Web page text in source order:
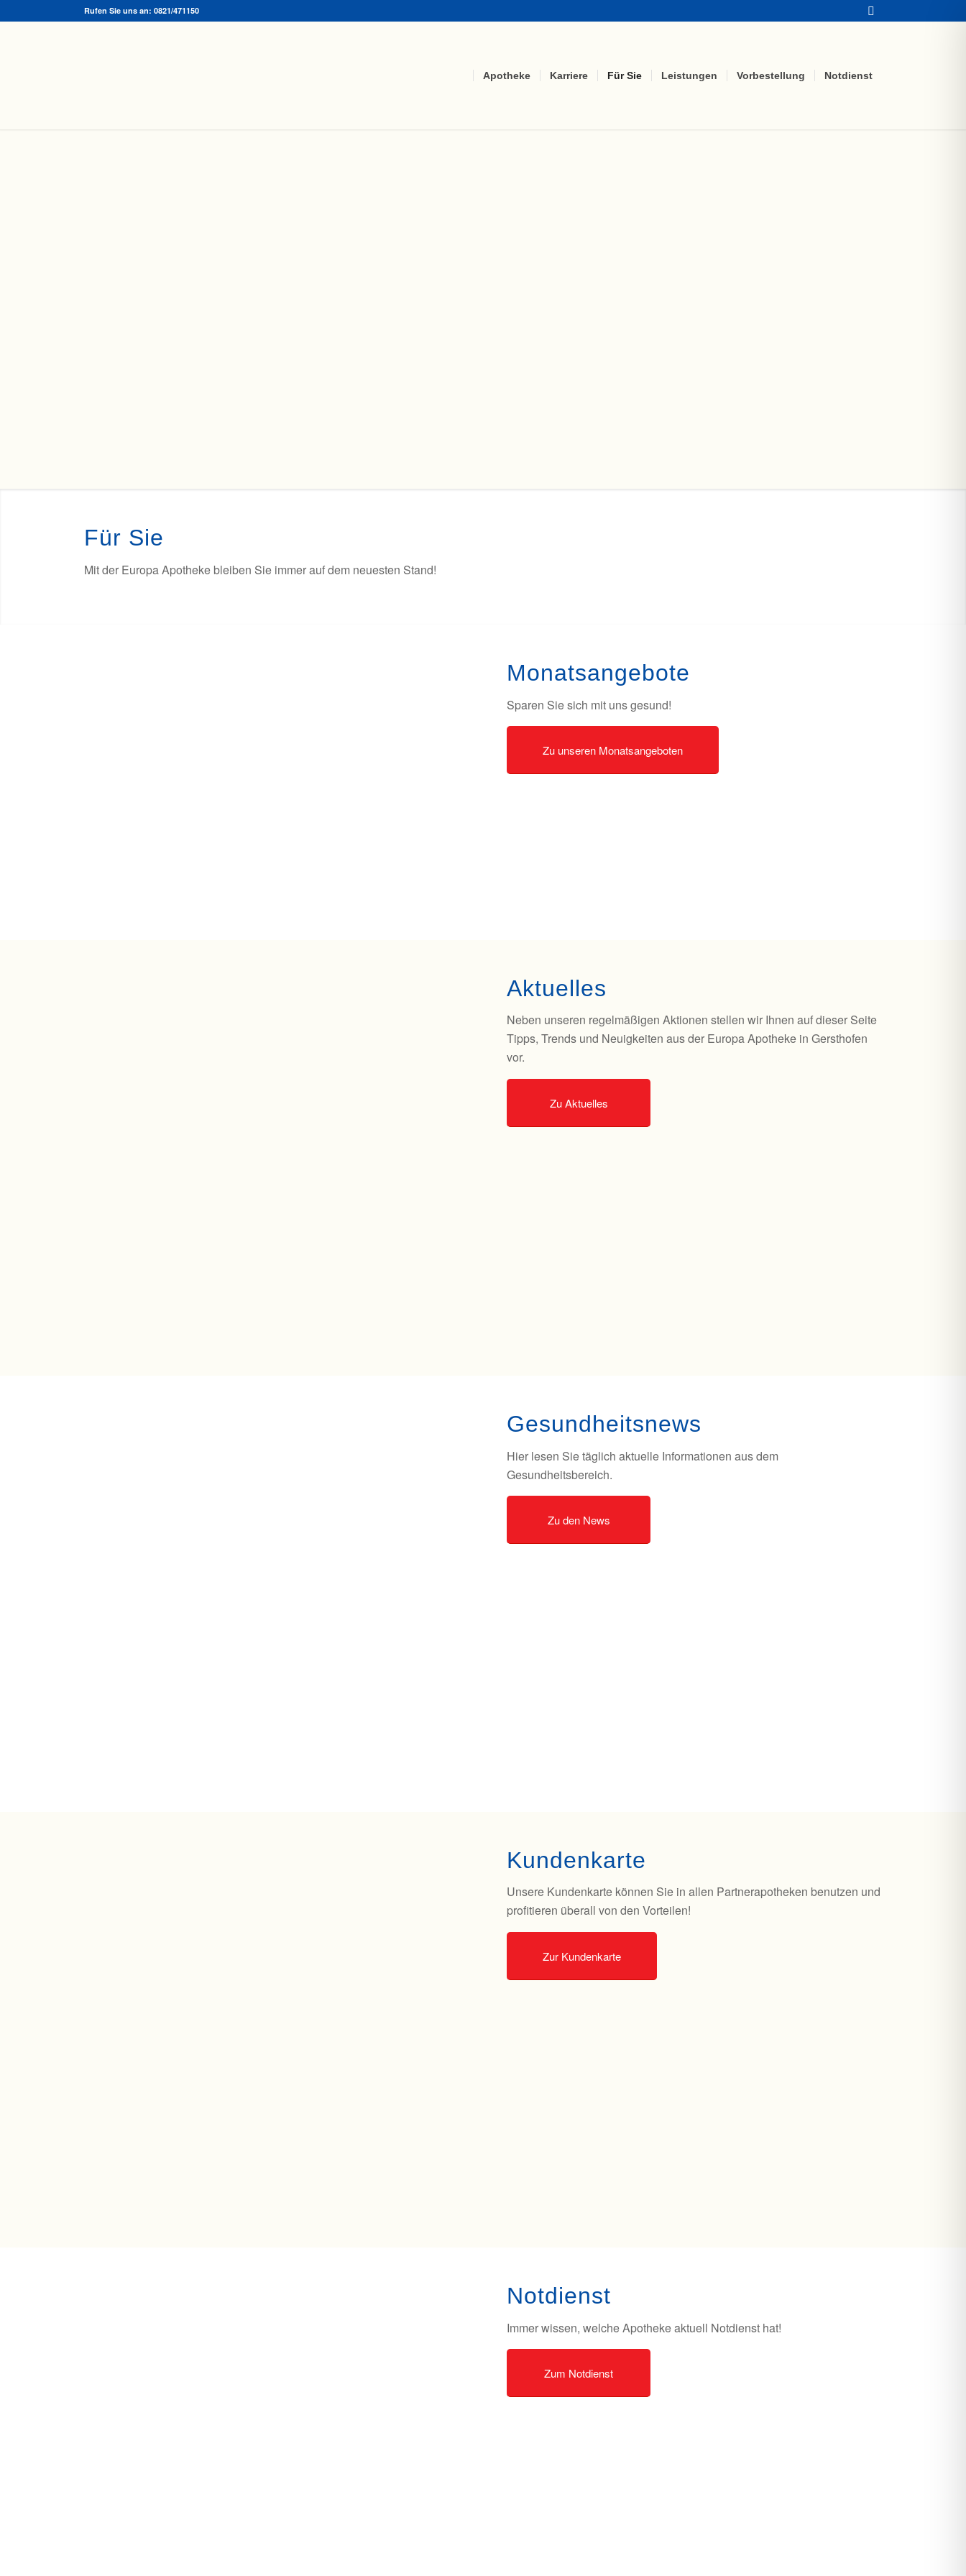
Rufen Sie uns an: 0821/471150
Apotheke Karriere Für Sie Leistungen Vorbestellung Notdienst
Für Sie
Mit der Europa Apotheke bleiben Sie immer auf dem neuesten Stand!
Monatsangebote
Sparen Sie sich mit uns gesund!
Zu unseren Monatsangeboten
Aktuelles
Neben unseren regelmäßigen Aktionen stellen wir Ihnen auf dieser Seite
Tipps, Trends und Neuigkeiten aus der Europa Apotheke in Gersthofen
vor.
Zu Aktuelles
Gesundheitsnews
Hier lesen Sie täglich aktuelle Informationen aus dem
Gesundheitsbereich.
Zu den News
Kundenkarte
Unsere Kundenkarte können Sie in allen Partnerapotheken benutzen und
profitieren überall von den Vorteilen!
Zur Kundenkarte
Notdienst
Immer wissen, welche Apotheke aktuell Notdienst hat!
Zum Notdienst